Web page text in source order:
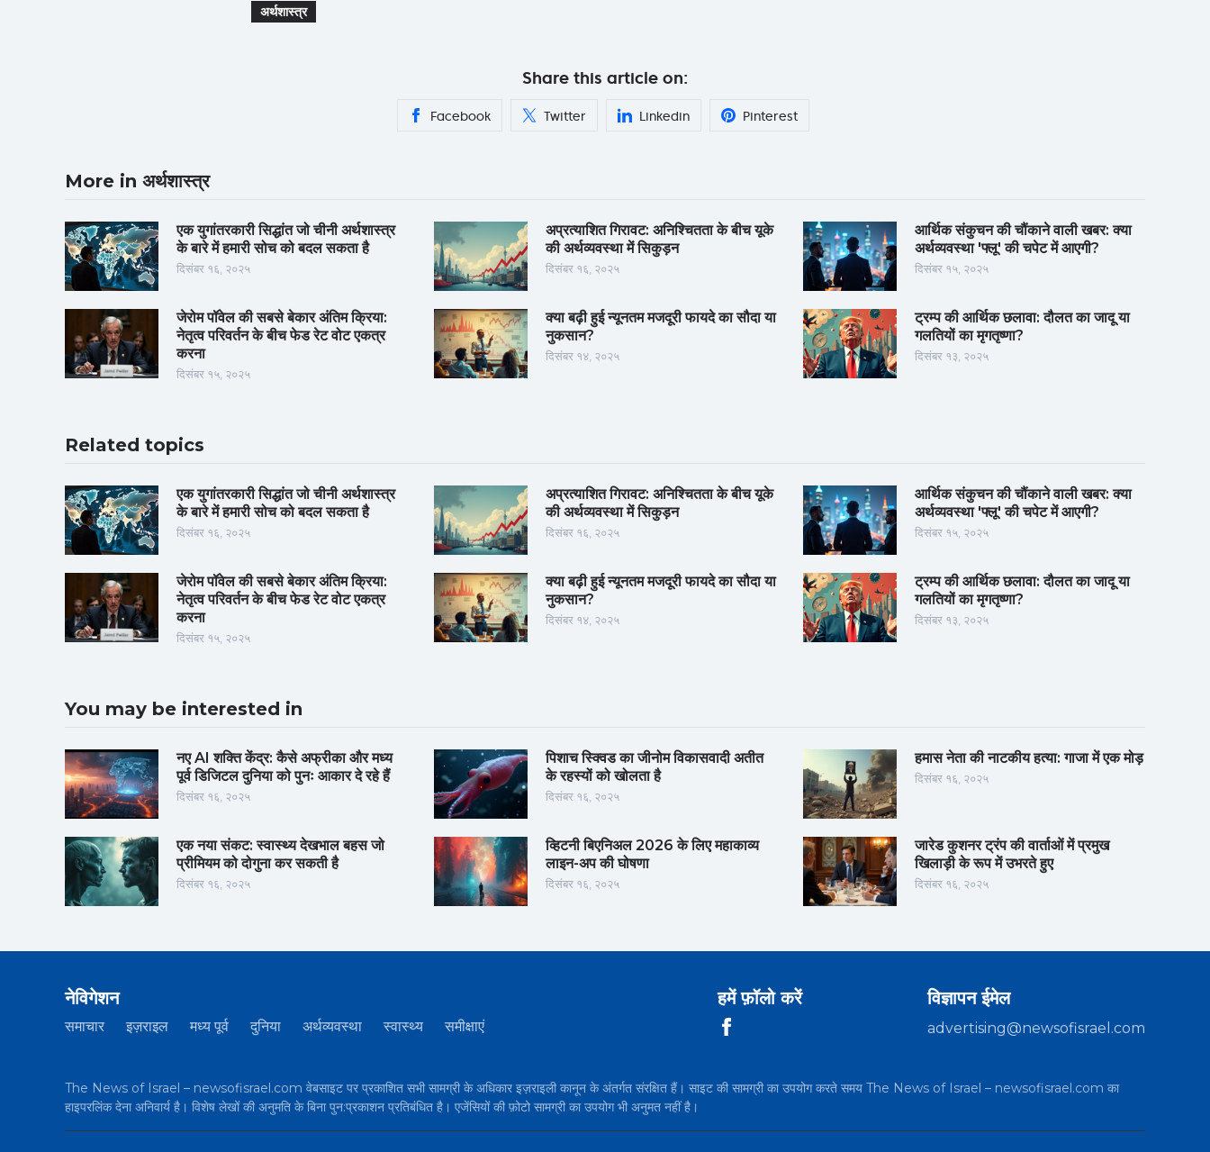
अर्थशास्त्र
Share this article on:
Facebook Twitter Linkedin Pinterest
More in अर्थशास्त्र
एक युगांतरकारी सिद्धांत जो चीनी अर्थशास्त्र
के बारे में हमारी सोच को बदल सकता है
दिसंबर १६, २०२५
अप्रत्याशित गिरावट: अनिश्चितता के बीच यूके
की अर्थव्यवस्था में सिकुड़न
दिसंबर १६, २०२५
आर्थिक संकुचन की चौंकाने वाली खबर: क्या
अर्थव्यवस्था 'फ्लू' की चपेट में आएगी?
दिसंबर १५, २०२५
जेरोम पॉवेल की सबसे बेकार अंतिम क्रिया:
नेतृत्व परिवर्तन के बीच फेड रेट वोट एकत्र
करना
दिसंबर १५, २०२५
क्या बढ़ी हुई न्यूनतम मजदूरी फायदे का सौदा या
नुकसान?
दिसंबर १४, २०२५
ट्रम्प की आर्थिक छलावा: दौलत का जादू या
गलतियों का मृगतृष्णा?
दिसंबर १३, २०२५
Related topics
एक युगांतरकारी सिद्धांत जो चीनी अर्थशास्त्र
के बारे में हमारी सोच को बदल सकता है
दिसंबर १६, २०२५
अप्रत्याशित गिरावट: अनिश्चितता के बीच यूके
की अर्थव्यवस्था में सिकुड़न
दिसंबर १६, २०२५
आर्थिक संकुचन की चौंकाने वाली खबर: क्या
अर्थव्यवस्था 'फ्लू' की चपेट में आएगी?
दिसंबर १५, २०२५
जेरोम पॉवेल की सबसे बेकार अंतिम क्रिया:
नेतृत्व परिवर्तन के बीच फेड रेट वोट एकत्र
करना
दिसंबर १५, २०२५
क्या बढ़ी हुई न्यूनतम मजदूरी फायदे का सौदा या
नुकसान?
दिसंबर १४, २०२५
ट्रम्प की आर्थिक छलावा: दौलत का जादू या
गलतियों का मृगतृष्णा?
दिसंबर १३, २०२५
You may be interested in
नए AI शक्ति केंद्र: कैसे अफ्रीका और मध्य
पूर्व डिजिटल दुनिया को पुनः आकार दे रहे हैं
दिसंबर १६, २०२५
पिशाच स्क्विड का जीनोम विकासवादी अतीत
के रहस्यों को खोलता है
दिसंबर १६, २०२५
हमास नेता की नाटकीय हत्या: गाजा में एक मोड़
दिसंबर १६, २०२५
एक नया संकट: स्वास्थ्य देखभाल बहस जो
प्रीमियम को दोगुना कर सकती है
दिसंबर १६, २०२५
व्हिटनी बिएनिअल 2026 के लिए महाकाव्य
लाइन-अप की घोषणा
दिसंबर १६, २०२५
जारेड कुशनर ट्रंप की वार्ताओं में प्रमुख
खिलाड़ी के रूप में उभरते हुए
दिसंबर १६, २०२५
नेविगेशन
समाचार इज़राइल मध्य पूर्व दुनिया अर्थव्यवस्था स्वास्थ्य समीक्षाएं
हमें फ़ॉलो करें विज्ञापन ईमेल
advertising@newsofisrael.com
The News of Israel – newsofisrael.com वेबसाइट पर प्रकाशित सभी सामग्री के अधिकार इज़राइली कानून के अंतर्गत संरक्षित हैं। साइट की सामग्री का उपयोग करते समय The News of Israel – newsofisrael.com का
हाइपरलिंक देना अनिवार्य है। विशेष लेखों की अनुमति के बिना पुन:प्रकाशन प्रतिबंधित है। एजेंसियों की फ़ोटो सामग्री का उपयोग भी अनुमत नहीं है।